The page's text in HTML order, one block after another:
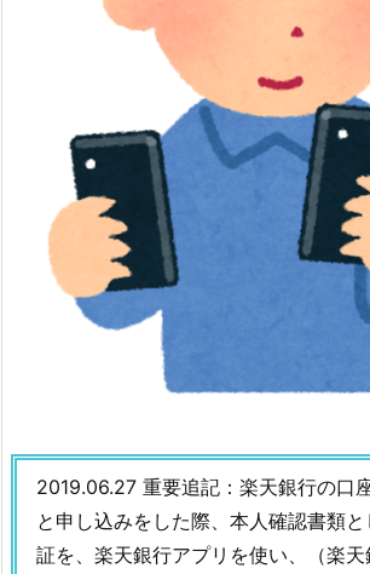
2019.06.27 重要追記：楽天銀行の口
と申し込みをした際、本人確認書類
証を、楽天銀行アプリを使い、（楽